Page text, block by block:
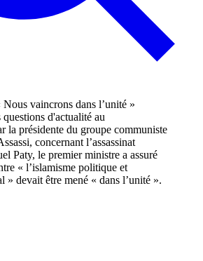
d'actualité au
la présidente du groupe communiste
concernant l’assassinat
Paty, le premier ministre a assuré
« l’islamisme politique et
» devait être mené « dans l’unité ».